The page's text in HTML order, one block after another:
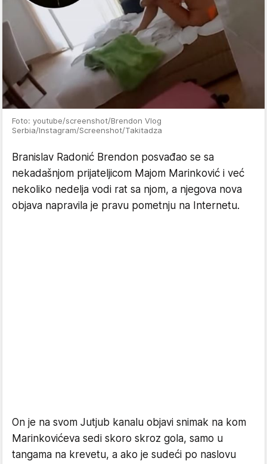
Foto: youtube/screenshot/Brendon Vlog
Serbia/Instagram/Screenshot/Takitadza
Branislav Radonić Brendon posvađao se sa
nekadašnjom prijateljicom Majom Marinković i već
nekoliko nedelja vodi rat sa njom, a njegova nova
objava napravila je pravu pometnju na Internetu.
On je na svom Jutjub kanalu objavi snimak na kom
Marinkovićeva sedi skoro skroz gola, samo u
tangama na krevetu, a ako je sudeći po naslovu